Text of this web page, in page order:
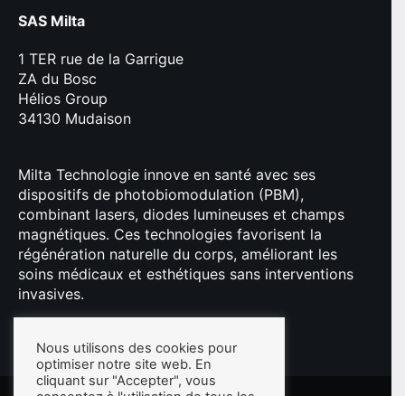
SAS Milta
1 TER rue de la Garrigue
ZA du Bosc
Hélios Group
34130 Mudaison
Milta Technologie innove en santé avec ses
dispositifs de photobiomodulation (PBM),
combinant lasers, diodes lumineuses et champs
magnétiques. Ces technologies favorisent la
régénération naturelle du corps, améliorant les
soins médicaux et esthétiques sans interventions
invasives.
Nous utilisons des cookies pour
optimiser notre site web. En
cliquant sur "Accepter", vous